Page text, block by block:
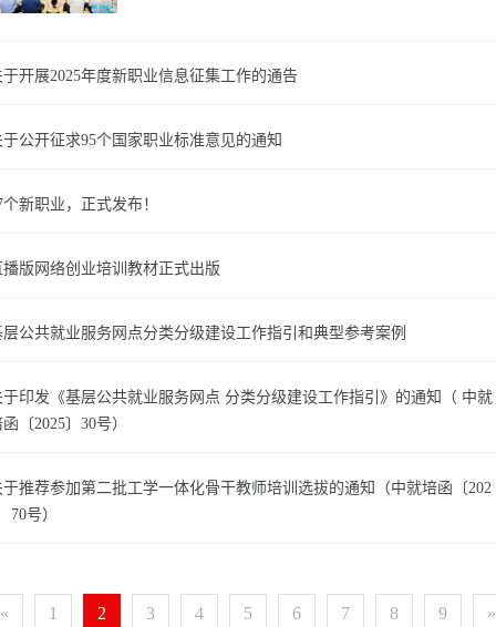
于开展2025年度新职业信息征集工作的通告
于公开征求95个国家职业标准意见的通知
个新职业，正式发布！
播版网络创业培训教材正式出版
层公共就业服务网点分类分级建设工作指引和典型参考案例
于印发《基层公共就业服务网点 分类分级建设工作指引》的通知（ 中就
〔2025〕30号）
于推荐参加第二批工学一体化骨干教师培训选拔的通知（中就培函〔202
70号）
« 1 2 3 4 5 6 7 8 9 »